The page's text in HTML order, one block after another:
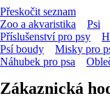
Přeskočit seznam
Zoo a akvaristika
Psi
Příslušenství pro psy
Psí boudy
Misky pro
Náhubek pro psa
Zákaznická